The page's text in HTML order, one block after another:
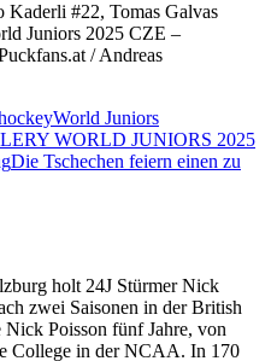
#22, Tomas Galvas
Juniors 2025 CZE –
/ Andreas
World Juniors
WORLD JUNIORS 2025
Die Tschechen feiern einen zu
holt 24J Stürmer Nick
zwei Saisonen in der British
Poisson fünf Jahre, von
College in der NCAA. In 170